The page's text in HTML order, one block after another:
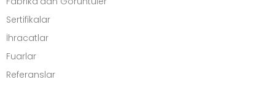
Sertifikalar
İhracatlar
Fuarlar
Referanslar